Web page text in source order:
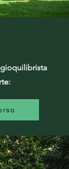
gioquilibrista